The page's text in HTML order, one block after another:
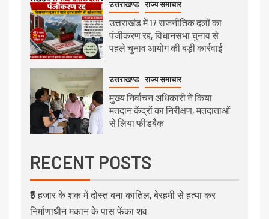
उत्तराखण्ड राज्य समाचार
उत्तराखंड में 17 राजनीतिक दलों का
पंजीकरण रद्द, विधानसभा चुनाव से
पहले चुनाव आयोग की बड़ी कार्रवाई
उत्तराखण्ड राज्य समाचार
मुख्य निर्वाचन अधिकारी ने किया
मतदान केंद्रों का निरीक्षण, मतदाताओं
से लिया फीडबैक
RECENT POSTS
₹5 हजार के शक में दोस्त बना कातिल, बेरहमी से हत्या कर
निर्माणाधीन मकान के पास फेंका शव